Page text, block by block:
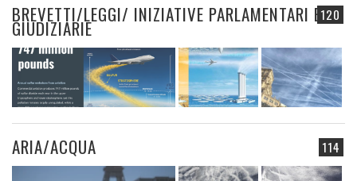
120
BREVETTI/LEGGI/ INIZIATIVE PARLAMENTARI E
GIUDIZIARIE
114
ARIA/ACQUA